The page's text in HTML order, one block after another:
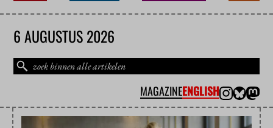
6 AUGUSTUS 2026
MAGAZINEENGLISH